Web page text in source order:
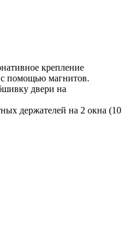
крепление
с помощью магнитов.
двери на
держателей на 2 окна (10